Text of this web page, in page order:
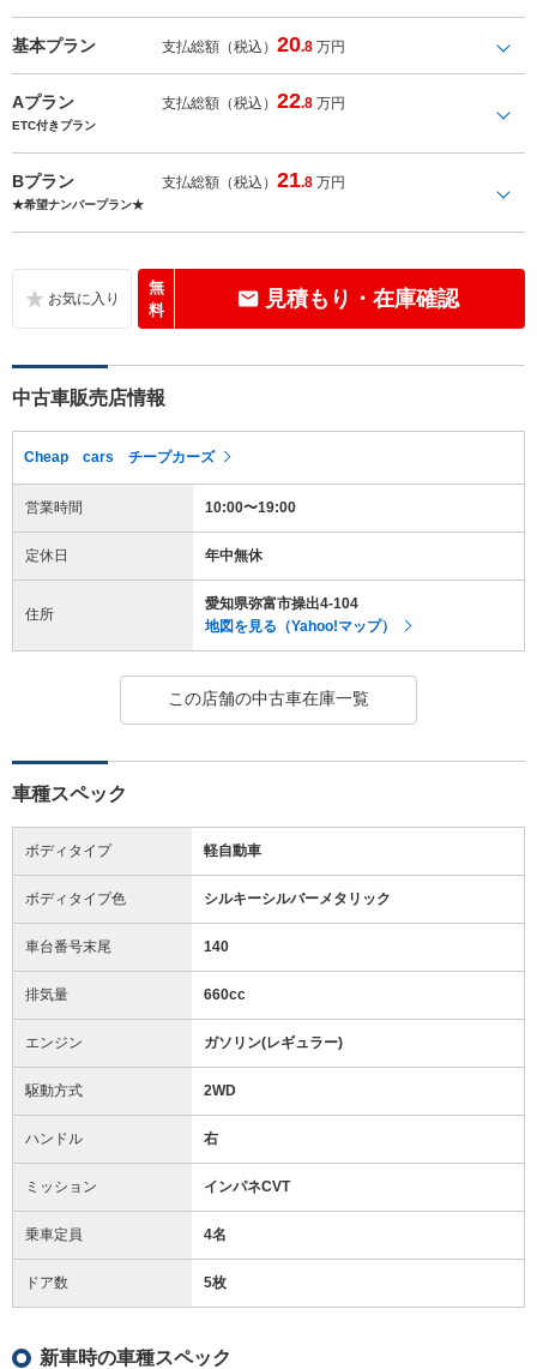
基本プラン 支払総額（税込）20.8 万円
Aプラン 支払総額（税込）22.8 万円
ETC付きプラン
Bプラン 支払総額（税込）21.8 万円
★希望ナンバープラン★
無
料
見積もり・在庫確認
中古車販売店情報
Cheap cars チープカーズ
営業時間 10:00〜19:00
定休日 年中無休
住所
愛知県弥富市操出4-104
地図を見る（Yahoo!マップ）
この店舗の中古車在庫一覧
車種スペック
ボディタイプ 軽自動車
ボディタイプ色 シルキーシルバーメタリック
車台番号末尾 140
排気量 660cc
エンジン ガソリン(レギュラー)
駆動方式 2WD
ハンドル 右
ミッション インパネCVT
乗車定員 4名
ドア数 5枚
新車時の車種スペック